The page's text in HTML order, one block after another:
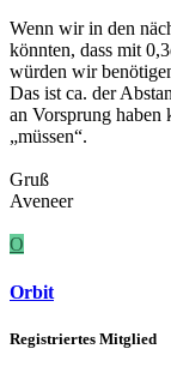
Wenn wir in den
könnten, dass mit
würden wir
Das ist ca. der
an Vorsprung haben
„müssen“.
Gruß
Aveneer
O
Orbit
Registriertes Mitglied